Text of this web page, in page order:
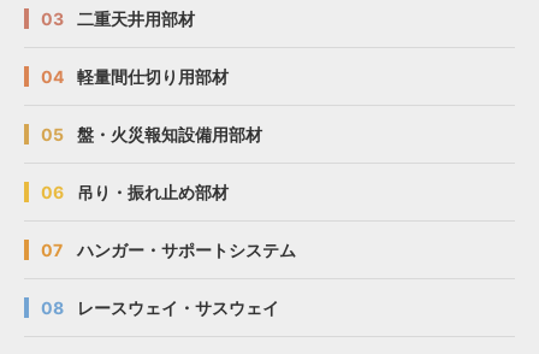
03 二重天井用部材
04 軽量間仕切り用部材
05 盤・火災報知設備用部材
06 吊り・振れ止め部材
07 ハンガー・サポートシステム
08 レースウェイ・サスウェイ